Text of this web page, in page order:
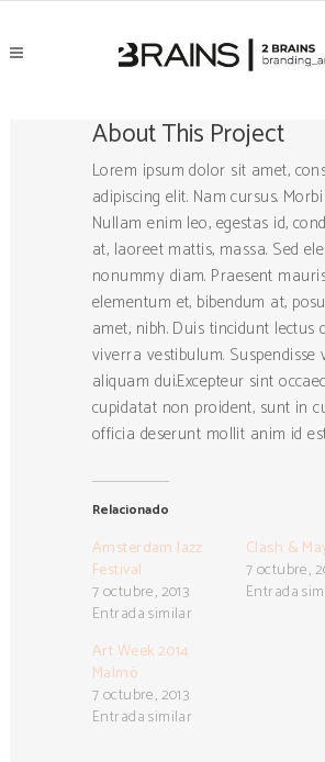
About This Project
Lorem ipsum dolor sit amet,
adipiscing elit. Nam cursus.
Nullam enim leo, egestas id,
at, laoreet mattis, massa. Sed
nonummy diam. Praesent
elementum et, bibendum at,
amet, nibh. Duis tincidunt lectus
viverra vestibulum. Suspendisse
aliquam dui.Excepteur sint
cupidatat non proident, sunt in
officia deserunt mollit anim id
Relacionado
Amsterdam Jazz
Festival
7 octubre, 2013
Entrada similar
Clash &
7 octubre,
Entrada
Art Week 2014
Malmö
7 octubre, 2013
Entrada similar